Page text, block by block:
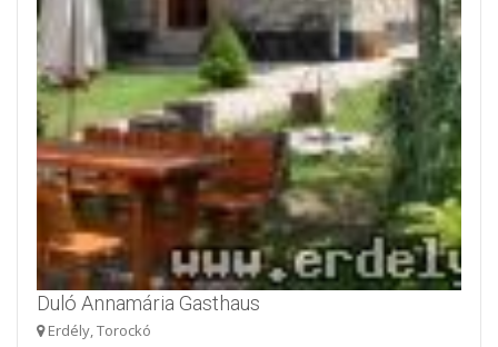
Duló Annamária Gasthaus
Erdély, Torockó